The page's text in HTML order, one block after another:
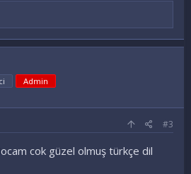
Admin
#3
cok güzel olmuş türkçe dil